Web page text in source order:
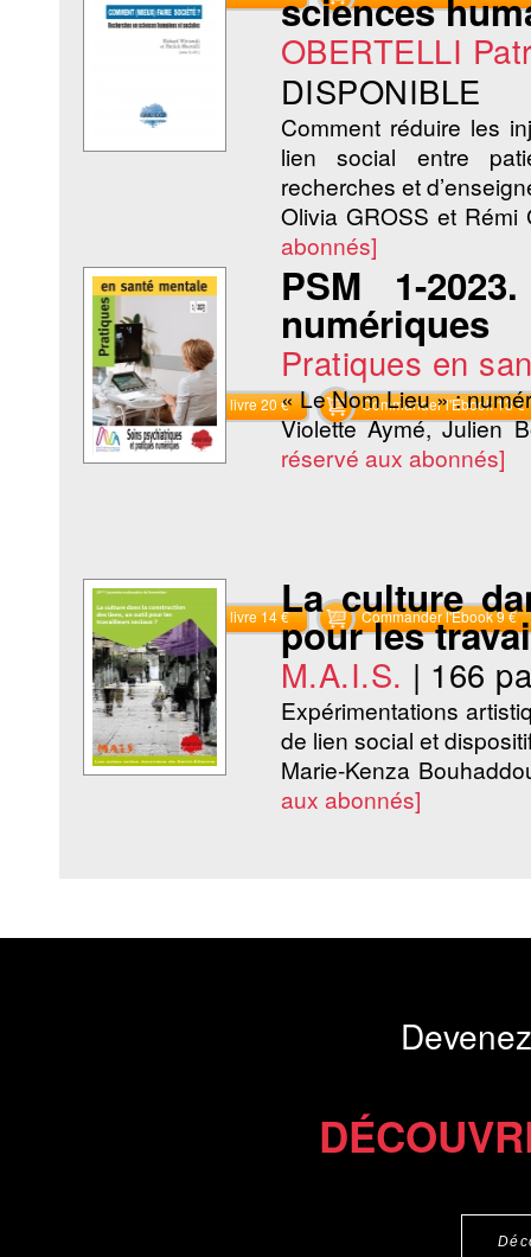
sciences
OBERTELLI
DISPONIBLE
Comment réduire les
lien social entre
recherches et
Olivia GROSS et Rémi
abonnés]
Commander le livre 20 € Commander l'Ebook 13 €
PSM 1-
numériques
Pratiques en
« Le Nom Lieu » :
Violette Aymé, Julien
réservé aux abonnés]
Commander le livre 14 € Commander l'Ebook 9 €
La culture
pour les
M.A.I.S. | 166
Expérimentations
de lien social et
Marie-Kenza
aux abonnés]